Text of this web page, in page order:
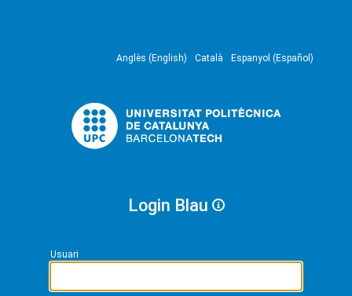
Anglès (English) Català Espanyol (Español)
Login Blau
Usuari